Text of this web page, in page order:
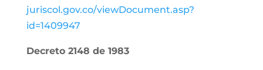
juriscol.gov.co/viewDocument.asp?
id=1409947
Decreto 2148 de 1983